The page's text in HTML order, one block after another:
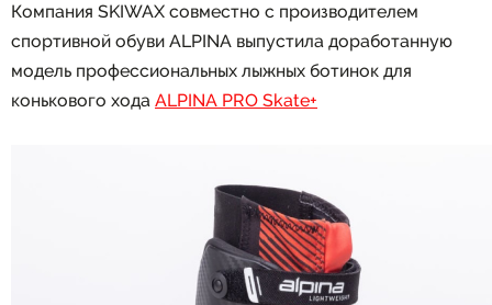
Компания SKIWAX совместно с производителем
спортивной обуви ALPINA выпустила доработанную
модель профессиональных лыжных ботинок для
конькового хода ALPINA PRO Skate+